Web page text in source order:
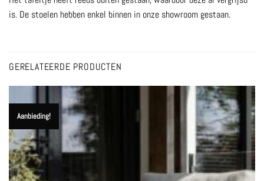
is. De stoelen hebben enkel binnen in onze showroom gestaan.
GERELATEERDE PRODUCTEN
Aanbieding!